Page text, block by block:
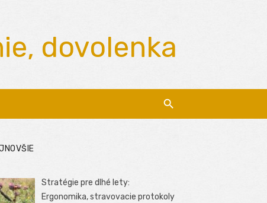
dovolenka
Stratégie pre dlhé lety:
Ergonomika, stravovacie protokoly